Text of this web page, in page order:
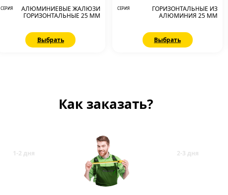
СЕРИЯ
АЛЮМИНИЕВЫЕ ЖАЛЮЗИ
ГОРИЗОНТАЛЬНЫЕ 25 ММ
Выбрать
СЕРИЯ
ГОРИЗОНТАЛЬНЫЕ ИЗ
АЛЮМИНИЯ 25 ММ
Выбрать
Как заказать?